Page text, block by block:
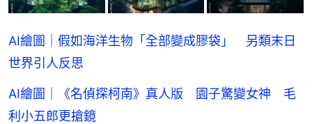
AI繪圖｜假如海洋生物「全部變成膠袋」 另類末日
世界引人反思
AI繪圖｜《名偵探柯南》真人版 園子驚變女神 毛
利小五郎更搶鏡